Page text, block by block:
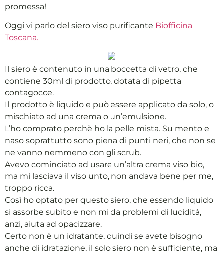
promessa!
Oggi vi parlo del siero viso purificante Biofficina
Toscana.
Il siero è contenuto in una boccetta di vetro, che
contiene 30ml di prodotto, dotata di pipetta
contagocce.
Il prodotto è liquido e può essere applicato da solo, o
mischiato ad una crema o un’emulsione.
L’ho comprato perchè ho la pelle mista. Su mento e
naso soprattutto sono piena di punti neri, che non se
ne vanno nemmeno con gli scrub.
Avevo cominciato ad usare un’altra crema viso bio,
ma mi lasciava il viso unto, non andava bene per me,
troppo ricca.
Così ho optato per questo siero, che essendo liquido
si assorbe subito e non mi da problemi di lucidità,
anzi, aiuta ad opacizzare.
Certo non è un idratante, quindi se avete bisogno
anche di idratazione, il solo siero non è sufficiente, ma